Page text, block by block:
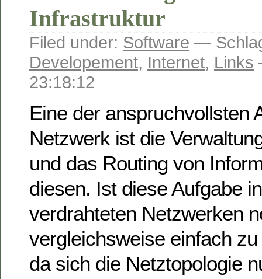
Infrastruktur
Filed under: Software —
Developement, Internet, Links
23:18:12
Eine der anspruchvollsten
Netzwerk ist die
und das Routing von
diesen. Ist diese Aufgabe
verdrahteten Netzwerken
vergleichsweise einfach
da sich die Netztopologie